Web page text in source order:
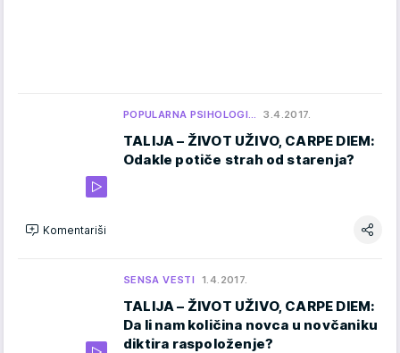
POPULARNA PSIHOLOGI… 3.4.2017.
TALIJA – ŽIVOT UŽIVO, CARPE DIEM:
Odakle potiče strah od starenja?
Komentariši
SENSA VESTI 1.4.2017.
TALIJA – ŽIVOT UŽIVO, CARPE DIEM:
Da li nam količina novca u novčaniku
diktira raspoloženje?